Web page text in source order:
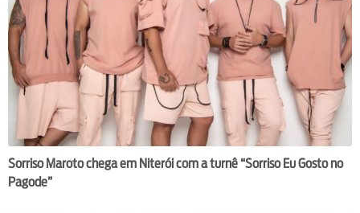
Sorriso Maroto chega em Niterói com a turnê “Sorriso Eu Gosto no
Pagode”